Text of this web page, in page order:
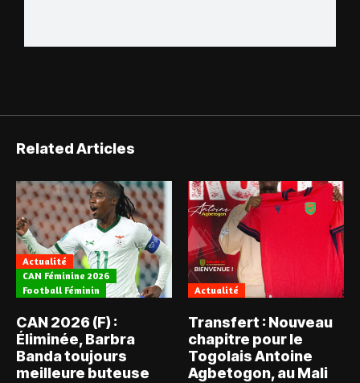
Related Articles
Actualité
CAN Féminine 2026
Football Féminin
CAN 2026 (F) :
Éliminée, Barbra
Banda toujours
meilleure buteuse
Actualité
Transfert : Nouveau
chapitre pour le
Togolais Antoine
Agbetogon, au Mali